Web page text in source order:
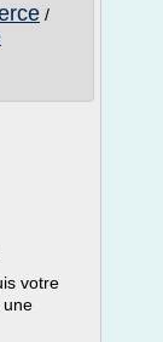
/
votre
une